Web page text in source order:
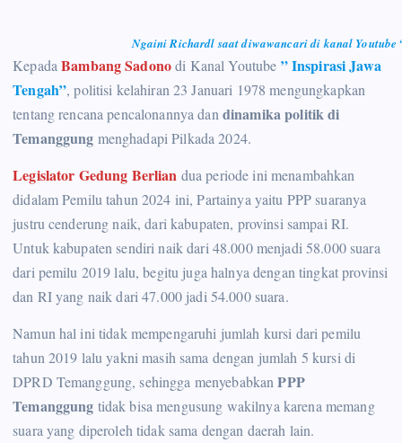
Ngaini Richardl saat diwawancari di kanal Youtube
KepadaBambang Sadono di Kanal Youtube ” Inspirasi Jawa
Tengah”, politisi kelahiran 23 Januari 1978 mengungkapkan
tentang rencana pencalonannya dan dinamika politik di
Temanggung menghadapi Pilkada 2024.
Legislator Gedung Berlian dua periode ini menambahkan
didalam Pemilu tahun 2024 ini, Partainya yaitu PPP suaranya
justru cenderung naik, dari kabupaten, provinsi sampai RI.
Untuk kabupaten sendiri naik dari 48.000 menjadi 58.000 suara
dari pemilu 2019 lalu, begitu juga halnya dengan tingkat provinsi
dan RI yang naik dari 47.000 jadi 54.000 suara.
Namun hal ini tidak mempengaruhi jumlah kursi dari pemilu
tahun 2019 lalu yakni masih sama dengan jumlah 5 kursi di
DPRD Temanggung, sehingga menyebabkanPPP
Temanggung tidak bisa mengusung wakilnya karena memang
suara yang diperoleh tidak sama dengan daerah lain.